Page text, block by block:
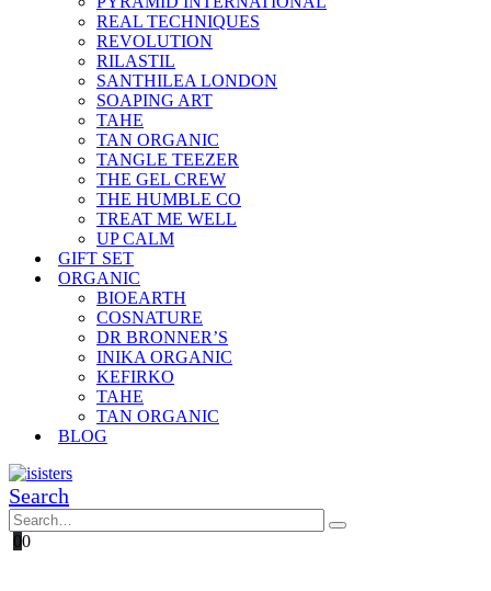
REAL TECHNIQUES
REVOLUTION
RILASTIL
SANTHILEA LONDON
SOAPING ART
TAHE
TAN ORGANIC
TANGLE TEEZER
THE GEL CREW
THE HUMBLE CO
TREAT ME WELL
UP CALM
GIFT SET
ORGANIC
BIOEARTH
COSNATURE
DR BRONNER’S
INIKA ORGANIC
KEFIRKO
TAHE
TAN ORGANIC
BLOG
Search
00